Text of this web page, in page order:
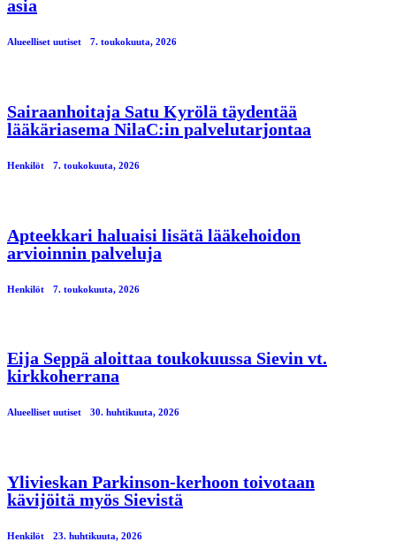
asia
Alueelliset uutiset 7. toukokuuta, 2026
Sairaanhoitaja Satu Kyrölä täydentää
lääkäriasema NilaC:in palvelutarjontaa
Henkilöt 7. toukokuuta, 2026
Apteekkari haluaisi lisätä lääkehoidon
arvioinnin palveluja
Henkilöt 7. toukokuuta, 2026
Eija Seppä aloittaa toukokuussa Sievin vt.
kirkkoherrana
Alueelliset uutiset 30. huhtikuuta, 2026
Ylivieskan Parkinson-kerhoon toivotaan
kävijöitä myös Sievistä
Henkilöt 23. huhtikuuta, 2026